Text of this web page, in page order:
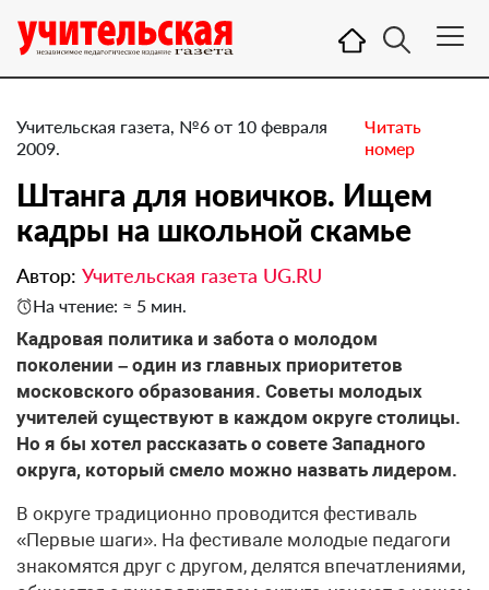
Учительская газета, №6 от 10 февраля
2009.
Читать
номер
Штанга для новичков. Ищем
кадры на школьной скамье
Автор: Учительская газета UG.RU
На чтение: ≈ 5 мин.
Кадровая политика и забота о молодом
поколении – один из главных приоритетов
московского образования. Советы молодых
учителей существуют в каждом округе столицы.
Но я бы хотел рассказать о совете Западного
округа, который смело можно назвать лидером.
В округе традиционно проводится фестиваль
«Первые шаги». На фестивале молодые педагоги
знакомятся друг с другом, делятся впечатлениями,